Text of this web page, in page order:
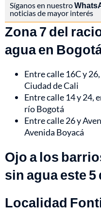
Síganos en nuestro
noticias de mayor interés
Zona 7 del
agua en
Entre calle 16C y
Ciudad de Cali
Entre calle 14 y 24,
río Bogotá
Entre calle 26 y
Avenida Boyacá
Ojo a los
sin agua este
Localidad